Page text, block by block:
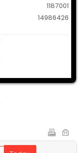
1187001
14986426